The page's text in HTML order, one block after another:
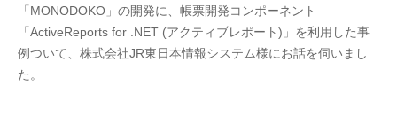
E
S
C
「MONODOKO」の開発に、帳票開発コンポーネント
「ActiveReports for .NET (アクティブレポート)」を利用した事
例ついて、株式会社JR東日本情報システム様にお話を伺いまし
た。